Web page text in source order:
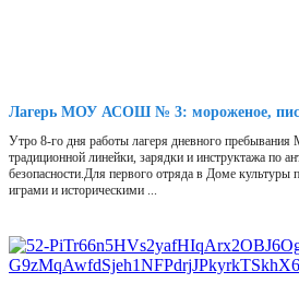
Лагерь МОУ АСОШ № 3: мороженое,
Утро 8-го дня работы лагеря дневного
традиционной линейки, зарядки и инструктажа по
безопасности.Для первого отряда в Доме
играми и историческими ...